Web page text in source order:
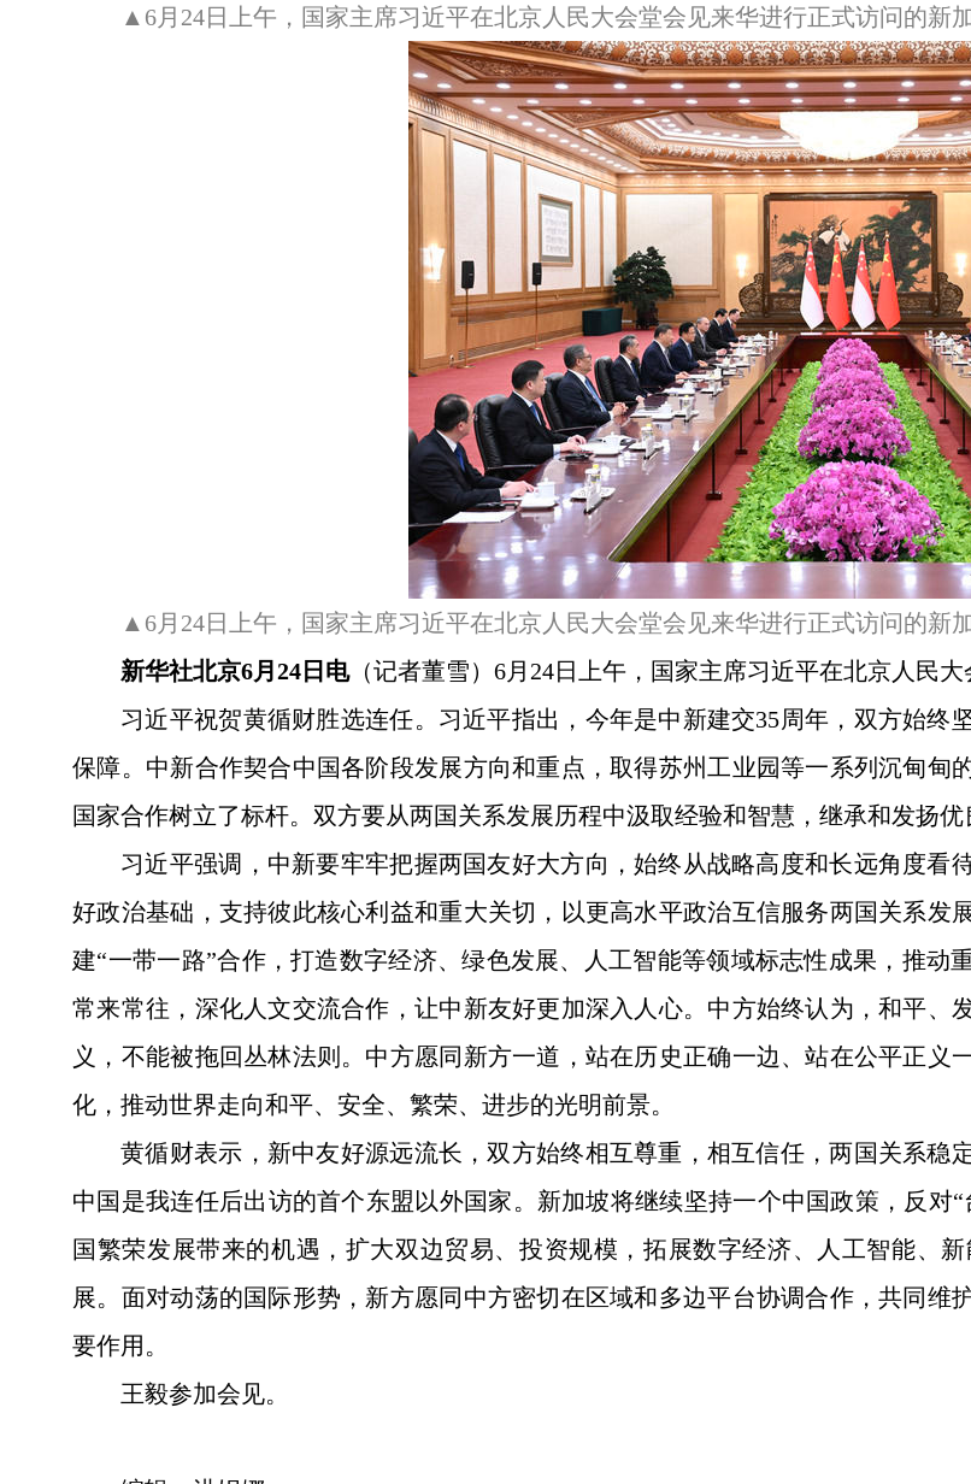
▲6月24日上午，国家主席习近平在北京人民大会堂会见来华进行正式访问的新
▲6月24日上午，国家主席习近平在北京人民大会堂会见来华进行正式访问的新
新华社北京6月24日电（记者董雪）6月24日上午，国家主席习近平在北京人民
习近平祝贺黄循财胜选连任。习近平指出，今年是中新建交35周年，双方始
保障。中新合作契合中国各阶段发展方向和重点，取得苏州工业园等一系列沉甸
国家合作树立了标杆。双方要从两国关系发展历程中汲取经验和智慧，继承和发扬
习近平强调，中新要牢牢把握两国友好大方向，始终从战略高度和长远角度
好政治基础，支持彼此核心利益和重大关切，以更高水平政治互信服务两国关系
建“一带一路”合作，打造数字经济、绿色发展、人工智能等领域标志性成果，推
常来常往，深化人文交流合作，让中新友好更加深入人心。中方始终认为，和平
义，不能被拖回丛林法则。中方愿同新方一道，站在历史正确一边、站在公平正
化，推动世界走向和平、安全、繁荣、进步的光明前景。
黄循财表示，新中友好源远流长，双方始终相互尊重，相互信任，两国关系稳
中国是我连任后出访的首个东盟以外国家。新加坡将继续坚持一个中国政策，反对
国繁荣发展带来的机遇，扩大双边贸易、投资规模，拓展数字经济、人工智能、
展。面对动荡的国际形势，新方愿同中方密切在区域和多边平台协调合作，共同
要作用。
王毅参加会见。